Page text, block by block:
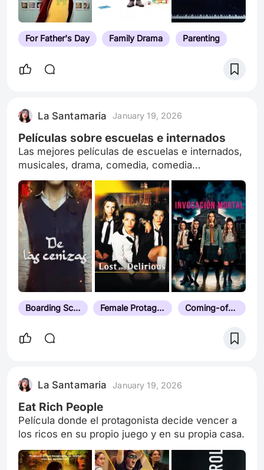
For Father's Day Family Drama Parenting
La Santamaria January 19, 2026
Películas sobre escuelas e internados
Las mejores películas de escuelas e internados,
musicales, drama, comedia, comedia
adolescente y de enseñanza de vida.
Boarding School Female Protagonist Coming-of-Age
La Santamaria January 19, 2026
Eat Rich People
Película donde el protagonista decide vencer a
los ricos en su propio juego y en su propia casa.